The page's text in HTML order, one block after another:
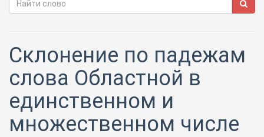
Склонение по падежам
слова Областной в
единственном и
множественном числе